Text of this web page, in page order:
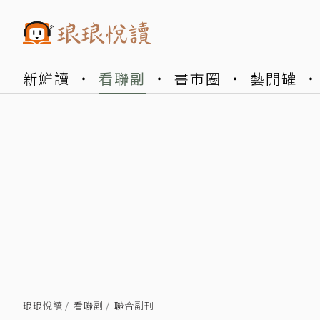
新鮮讀 看聯副 書市圈 藝開罐
琅琅悅讀 看聯副 聯合副刊